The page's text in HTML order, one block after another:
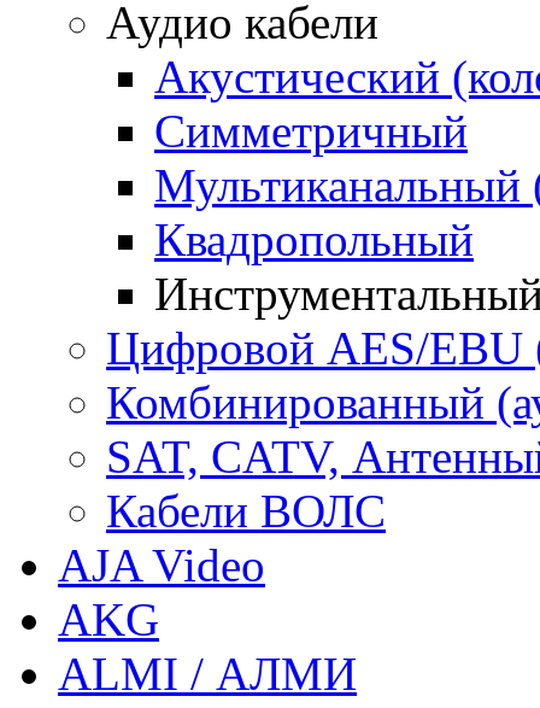
Аудио кабели
Акустический
Симметричный
Мультиканальный
Квадропольный
Цифровой AES/
Комбинированный
SAT, CATV,
Кабели ВОЛС
AJA Video
AKG
ALMI / АЛМИ